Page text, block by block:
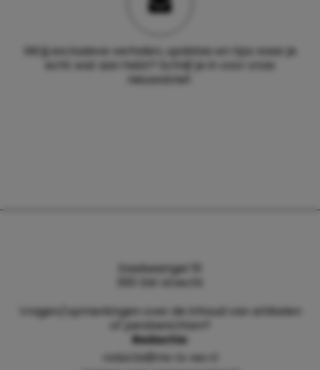
Wil jij exclusieve verhalen, updates en tips waar je
echt wat aan hebt? Schrijf je in voor onze
nieuwsbrief.
Daalsesingel 51
3511 SW Utrecht
Vragen/opmerkingen over de inhoud van artikelen
of persberichten?
Redactie:
redactie@me-to-we.nl